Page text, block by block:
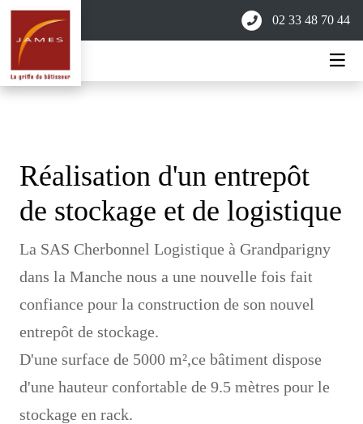
02 33 48 70 44
Réalisation d'un entrepôt
de stockage et de logistique
La SAS Cherbonnel Logistique à Grandparigny
dans la Manche nous a une nouvelle fois fait
confiance pour la construction de son nouvel
entrepôt de stockage.
D'une surface de 5000 m²,ce bâtiment dispose
d'une hauteur confortable de 9.5 mètres pour le
stockage en rack.